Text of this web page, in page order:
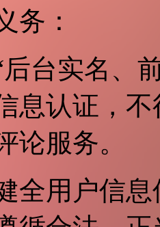
务：
后台实名、
息认证，
论服务。
全用户信